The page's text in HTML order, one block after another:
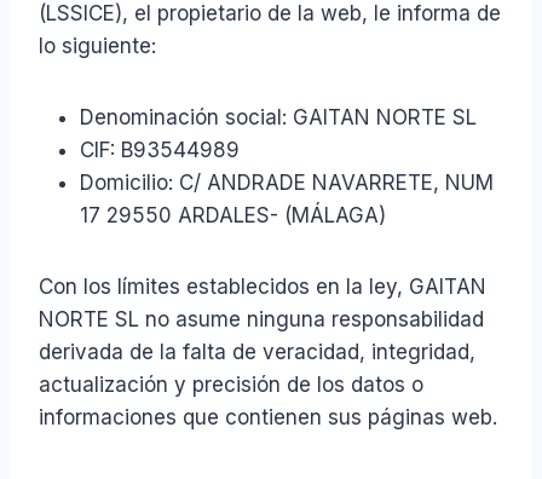
(LSSICE), el propietario de la web, le informa de
lo siguiente:
Denominación social: GAITAN NORTE SL
CIF: B93544989
Domicilio: C/ ANDRADE NAVARRETE, NUM
17 29550 ARDALES- (MÁLAGA)
Con los límites establecidos en la ley, GAITAN
NORTE SL no asume ninguna responsabilidad
derivada de la falta de veracidad, integridad,
actualización y precisión de los datos o
informaciones que contienen sus páginas web.